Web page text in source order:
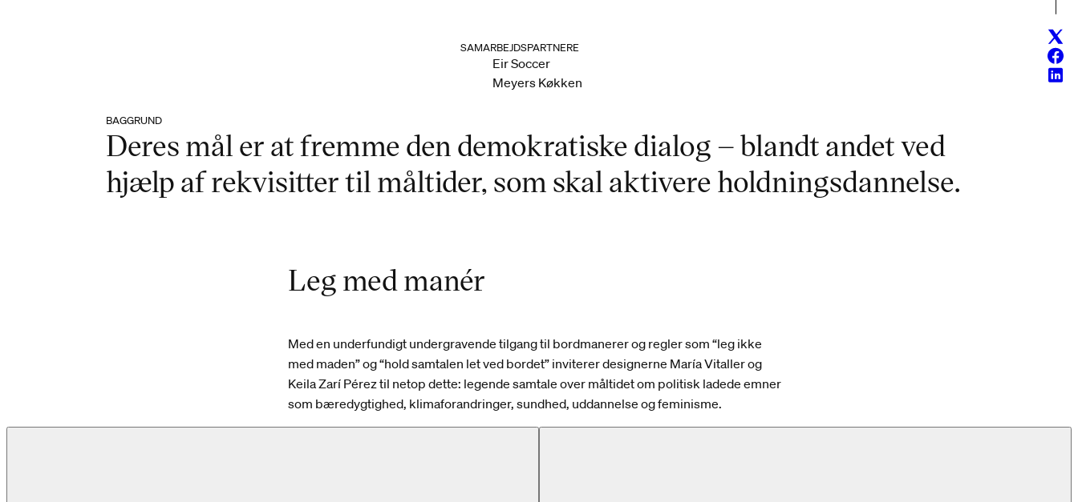
SAMARBEJDSPARTNERE
Eir Soccer
Meyers Køkken
BAGGRUND
Deres mål er at fremme den demokratiske dialog – blandt andet ved
hjælp af rekvisitter til måltider, som skal aktivere holdningsdannelse.
Leg med manér
Med en underfundigt undergravende tilgang til bordmanerer og regler som “leg ikke
med maden” og “hold samtalen let ved bordet” inviterer designerne María Vitaller og
Keila Zarí Pérez til netop dette: legende samtale over måltidet om politisk ladede emner
som bæredygtighed, klimaforandringer, sundhed, uddannelse og feminisme.